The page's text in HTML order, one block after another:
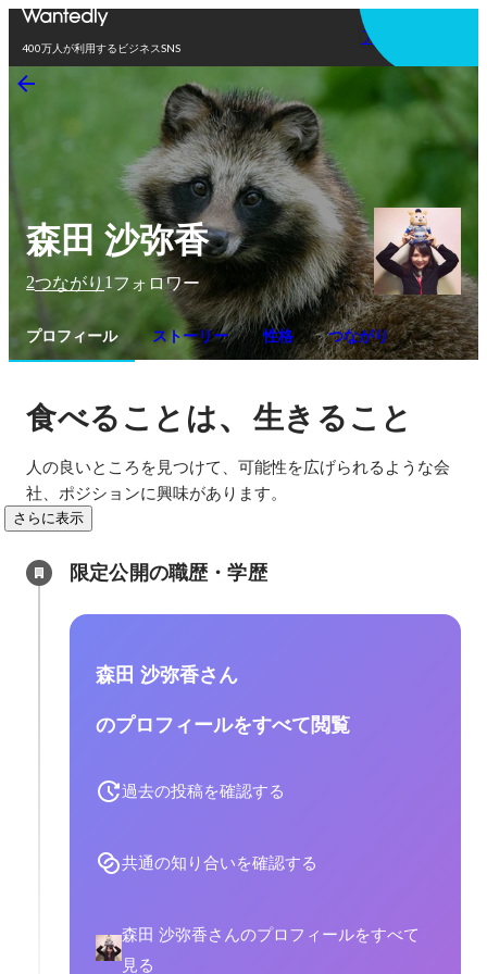
400万人が利用するビジネスSNS
アプリを使う
森田 沙弥香
2つながり 1 フォロワー
プロフィール ストーリー 性格 つながり
食べることは、 生きること
人の良いところを見つけて、可能性を広げられるような会
社、ポジションに興味があります。
さらに表示
限定公開の職歴・学歴
森田 沙弥香さん
のプロフィールをすべて閲覧
過去の投稿を確認する
共通の知り合いを確認する
森田 沙弥香さんのプロフィールをすべて
見る